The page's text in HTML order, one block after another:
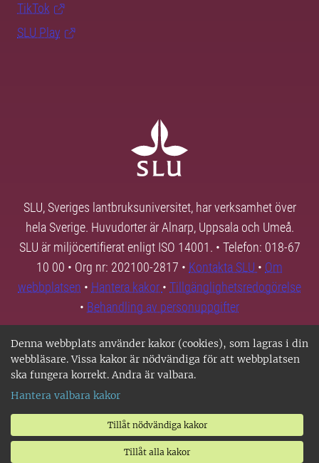
Denna webbplats använder kakor (cookies), som lagras i din
webbläsare. Vissa kakor är nödvändiga för att webbplatsen
ska fungera korrekt. Andra är valbara.
Hantera valbara kakor
Tillåt nödvändiga kakor
Tillåt alla kakor
TikTok
SLU Play
SLU, Sveriges lantbruksuniversitet, har verksamhet över
hela Sverige. Huvudorter är Alnarp, Uppsala och Umeå.
SLU är miljöcertifierat enligt ISO 14001. • Telefon: 018-67
10 00 • Org nr: 202100-2817 • Kontakta SLU • Om
webbplatsen • Hantera kakor • Tillgänglighetsredogörelse
• Behandling av personuppgifter